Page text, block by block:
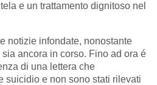
e un trattamento dignitoso nel
notizie infondate, nonostante
sia ancora in corso. Fino ad ora é
di una lettera che
suicidio e non sono stati rilevati